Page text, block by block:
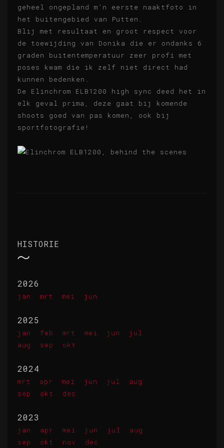
geheel ongepland m’n eerste naaktfoto in
het buitengebied van Putten.
Blij met resultaat en groot respect voor
de toewijding van Donika die er ondanks 6
graden buitentemperatuur zeer profi met
poses kwam die ik zelf niet direct had
kunnen bedenken.
De Elinchrom ELB1200 high sync deed het in
elk geval prima, deze gaat bij komende
shoots goed van pas komen, ook bij
sportfotografie!
HISTORIE
2026
jan mrt mei jun
2025
jan feb mrt mei jun
jul
aug
sep okt
2024
mrt apr mei jun jul
aug
sep
okt dec
2023
jan apr mei jun jul
aug
sep
okt nov dec